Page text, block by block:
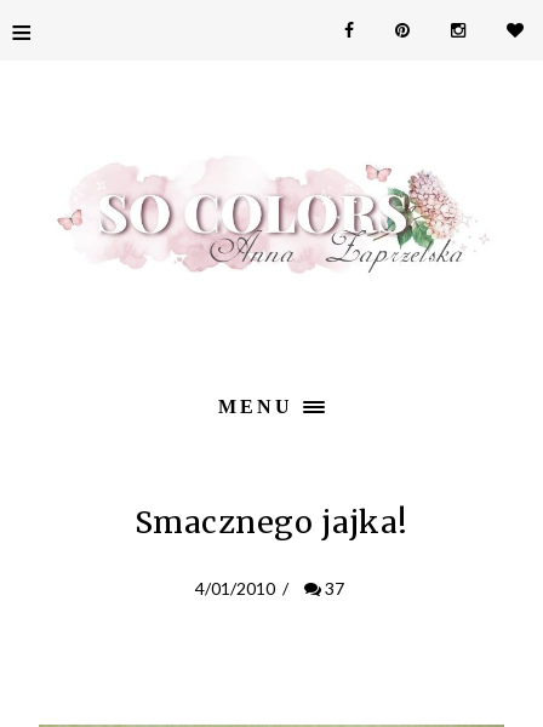
≡
MENU
Smacznego jajka!
4/01/2010 / 37